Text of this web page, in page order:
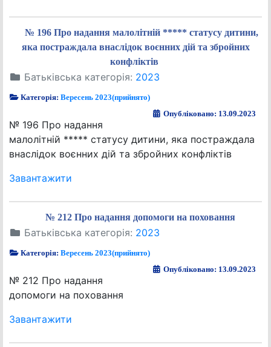
№ 196 Про надання малолітній ***** статусу дитини,
яка постраждала внаслідок воєнних дій та збройних
конфліктів
Батьківська категорія: 2023
Категорія:Вересень 2023(прийнято)
Опубліковано: 13.09.2023
№ 196 Про надання
малолітній ***** статусу дитини, яка постраждала
внаслідок воєнних дій та збройних конфліктів
Завантажити
№ 212 Про надання допомоги на поховання
Батьківська категорія: 2023
Категорія:Вересень 2023(прийнято)
Опубліковано: 13.09.2023
№ 212 Про надання
допомоги на поховання
Завантажити